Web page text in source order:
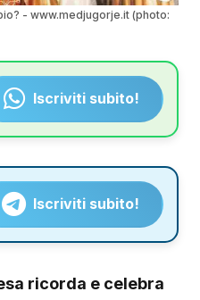
- www.medjugorje.it (photo:
Iscriviti subito!
Iscriviti subito!
ricorda e celebra